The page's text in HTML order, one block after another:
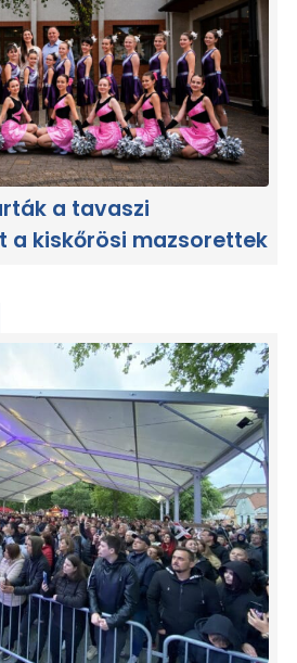
a tavaszi
a kiskőrösi mazsorettek